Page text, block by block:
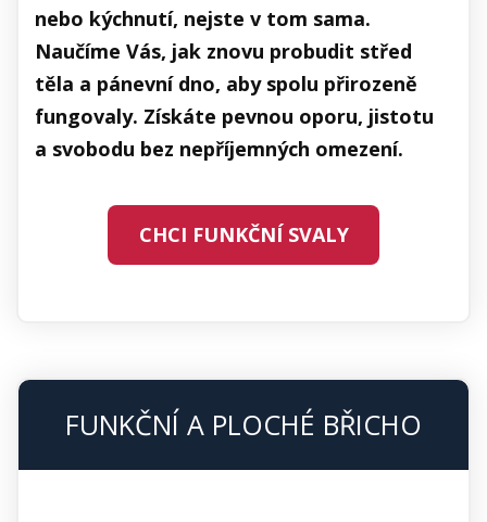
nebo kýchnutí, nejste v tom sama.
Naučíme Vás, jak znovu probudit střed
těla a pánevní dno, aby spolu přirozeně
fungovaly. Získáte pevnou oporu, jistotu
a svobodu bez nepříjemných omezení.
CHCI FUNKČNÍ SVALY
FUNKČNÍ A PLOCHÉ BŘICHO